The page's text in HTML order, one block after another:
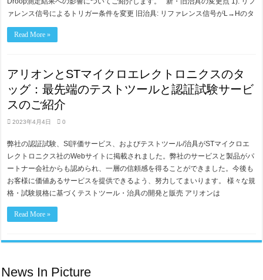
ァレンス信号によるトリガー条件を変更 旧治具: リファレンス信号がL→Hのタ
Read More »
アリオンとSTマイクロエレクトロニクスのタ
ッグ：最先端のテストツールと認証試験サービ
スのご紹介
2023年4月4日 0
弊社の認証試験、SI評価サービス、およびテストツール/治具がSTマイクロエ
レクトロニクス社のWebサイトに掲載されました。弊社のサービスと製品がパ
ートナー会社からも認められ、一層の信頼感を得ることができました。今後も
お客様に価値あるサービスを提供できるよう、努力してまいります。 様々な規
格・試験規格に基づくテストツール・治具の開発と販売 アリオンは
Read More »
News In Picture